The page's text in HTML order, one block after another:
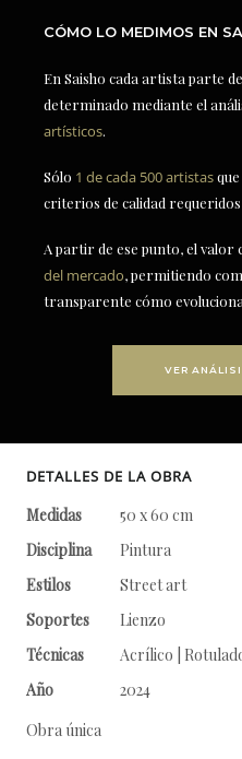
CÓMO LO MEDIMOS EN
En Saisho cada artista parte
determinado mediante el
artísticos.
Sólo 1 de cada 500 artistas
criterios de calidad
A partir de ese punto, el valor
del mercado, permitiendo
transparente cómo
VER
DETALLES DE LA OBRA
Medidas
50 x 60 cm
Disciplina
Pintura
Estilos
Street art
Soportes
Lienzo
Técnicas
Acrílico |
Año
2024
Obra única